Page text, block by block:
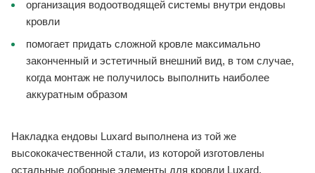
организация водоотводящей системы внутри ендовы
кровли
помогает придать сложной кровле максимально
законченный и эстетичный внешний вид, в том случае,
когда монтаж не получилось выполнить наиболее
аккуратным образом
Накладка ендовы Luxard выполнена из той же
высококачественной стали, из которой изготовлены
остальные доборные элементы для кровли Luxard.